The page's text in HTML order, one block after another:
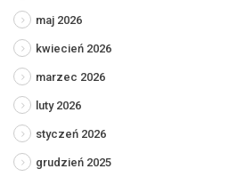
maj 2026
kwiecień 2026
marzec 2026
luty 2026
styczeń 2026
grudzień 2025